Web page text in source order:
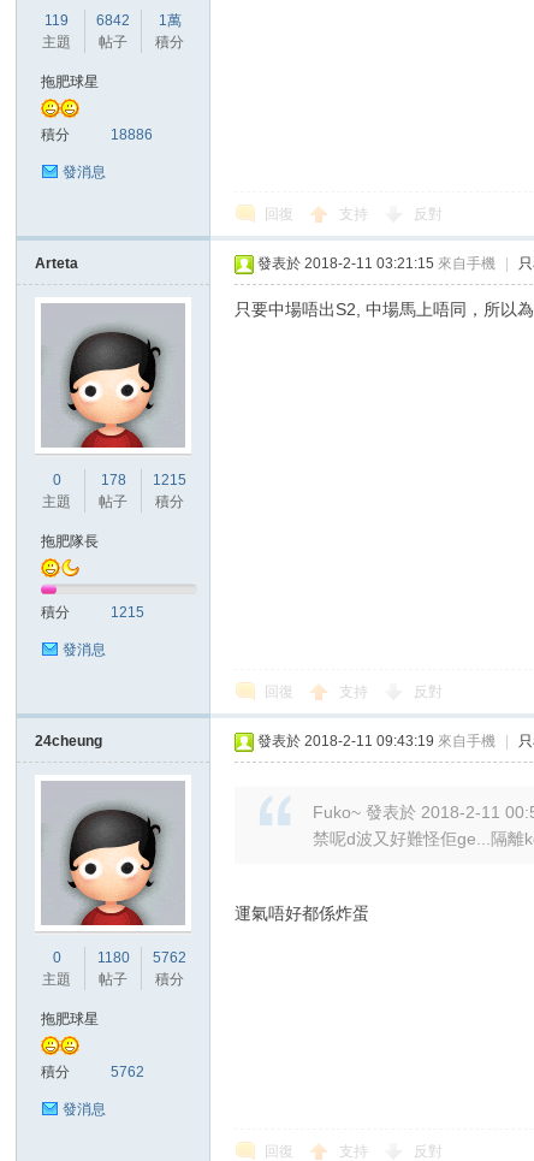
119
主題
6842
帖子
1萬
積分
拖肥球星
積分 18886
發消息
回復 支持 反對
Arteta
0
主題
178
帖子
1215
積分
拖肥隊長
積分 1215
發消息
發表於 2018-2-11 03:21:15 來自手機
只要中場唔出S2, 中場馬上唔同，所以
回復 支持 反對
24cheung
0
主題
1180
帖子
5762
積分
拖肥球星
積分 5762
發消息
發表於 2018-2-11 09:43:19 來自手機
Fuko~ 發表於 2018-2-11
禁呢d波又好難怪佢ge...隔離
運氣唔好都係炸蛋
回復 支持 反對